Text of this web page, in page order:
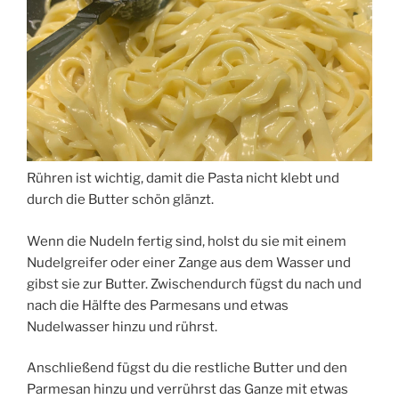
Rühren ist wichtig, damit die Pasta nicht klebt und
durch die Butter schön glänzt.
Wenn die Nudeln fertig sind, holst du sie mit einem
Nudelgreifer oder einer Zange aus dem Wasser und
gibst sie zur Butter. Zwischendurch fügst du nach und
nach die Hälfte des Parmesans und etwas
Nudelwasser hinzu und rührst.
Anschließend fügst du die restliche Butter und den
Parmesan hinzu und verrührst das Ganze mit etwas